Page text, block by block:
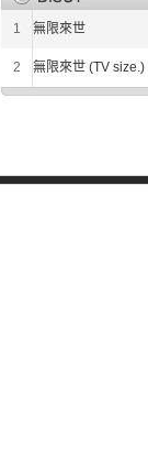
1 無限來世
2 無限來世 (TV size.)